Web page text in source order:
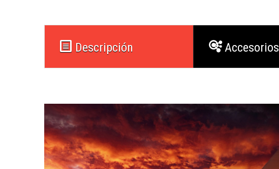
Descripción Accesorios